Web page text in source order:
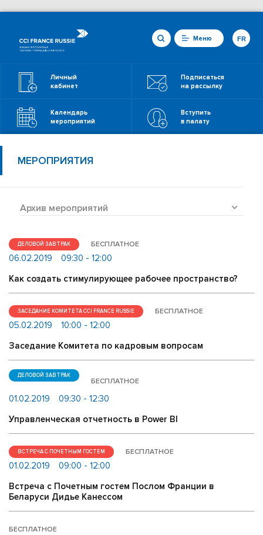
Меню
Личный
кабинет
Подписаться
на рассылку
Календарь
мероприятий
Вступить
в палату
FR
МЕРОПРИЯТИЯ
Архив мероприятий
ДЕЛОВОЙ ЗАВТРАК БЕСПЛАТНОЕ
06.02.2019
09:30 - 12:00
Как создать стимулирующее рабочее пространство?
ЗАСЕДАНИЕ КОМИТЕТА CCI FRANCE RUSSIE БЕСПЛАТНОЕ
05.02.2019
10:00 - 12:00
Заседание Комитета по кадровым вопросам
ДЕЛОВОЙ ЗАВТРАК
БЕСПЛАТНОЕ
01.02.2019
09:30 - 12:30
Управленческая отчетность в Power BI
ВСТРЕЧА С ПОЧЕТНЫМ ГОСТЕМ БЕСПЛАТНОЕ
01.02.2019
09:00 - 12:00
Встреча с Почетным гостем Послом Франции в
Беларуси Дидье Канессом
БЕСПЛАТНОЕ